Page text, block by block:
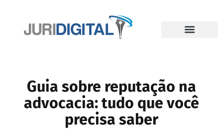
Guia sobre reputação na
advocacia: tudo que você
precisa saber